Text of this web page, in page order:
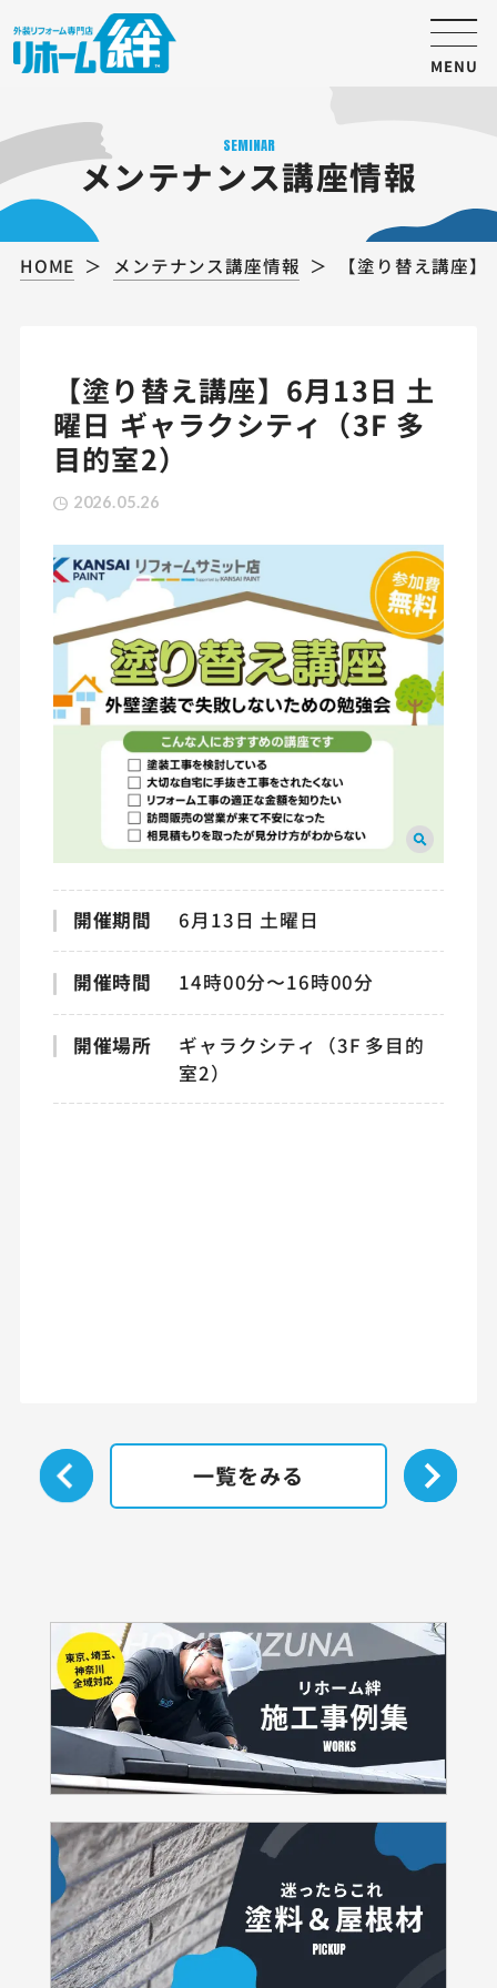
MENU
SEMINAR
メンテナンス講座情報
HOME メンテナンス講座情報 【塗り替え講座
【塗り替え講座】6月13日 土
曜日 ギャラクシティ（3F 多
目的室2）
2026.05.26
開催期間 6月13日 土曜日
開催時間 14時00分〜16時00分
開催場所
ギャラクシティ（3F 多目的
室2）
一覧をみる